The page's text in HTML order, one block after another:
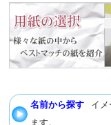
名前から探す
イ
ます。